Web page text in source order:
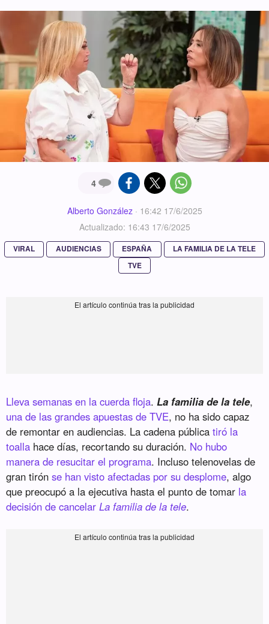
4
Alberto González· 16:42 17/6/2025
Actualizado: 16:43 17/6/2025
VIRAL AUDIENCIAS ESPAÑA
LA FAMILIA DE LA TELE
TVE
Lleva semanas en la cuerda floja.La familia de la tele,
una de las grandes apuestas de TVE, no ha sido capaz
de remontar en audiencias. La cadena públicatiró la
toalla hace días, recortando su duración. No hubo
manera de resucitar el programa. Incluso telenovelas de
gran tirónse han visto afectadas por su desplome, algo
que preocupó a la ejecutiva hasta el punto de tomar la
decisión de cancelarLa familia de la tele.